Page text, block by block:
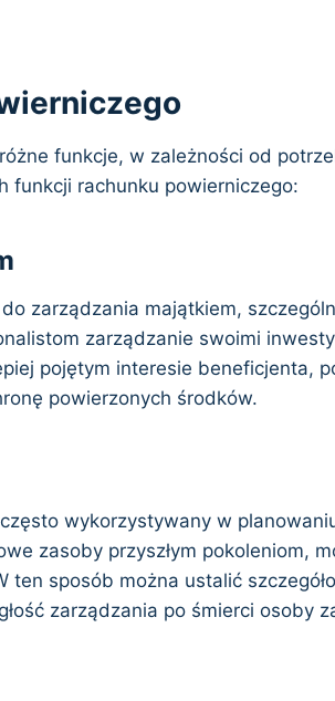
funkcje, w zależności od
funkcji rachunku powierniczego:
zarządzania majątkiem,
zarządzanie swoimi
pojętym interesie beneficjenta,
powierzonych środków.
wykorzystywany w
zasoby przyszłym pokoleniom,
ten sposób można ustalić
zarządzania po śmierci osoby